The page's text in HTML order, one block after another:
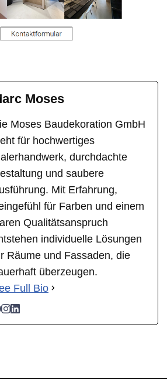
Moses
Moses Baudekoration GmbH
für hochwertiges
durchdachte
und saubere
Mit Erfahrung,
für Farben und einem
Qualitätsanspruch
individuelle Lösungen
Räume und Fassaden, die
überzeugen.
Full Bio